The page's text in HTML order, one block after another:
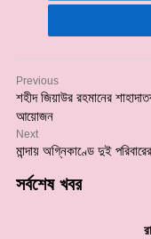
Previous
শহীদ জিয়াউর রহমানের
আয়োজন
Next
মান্দায় অগ্নিকাণ্ডে দুই
সর্বশেষ খবর